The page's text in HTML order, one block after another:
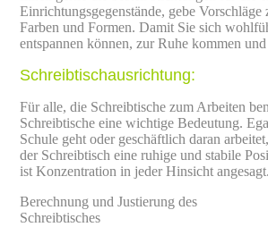
Einrichtungsgegenstände, gebe
Farben und Formen. Damit Sie sich
entspannen können, zur Ruhe kommen
Schreibtischausrichtung:
Für alle, die Schreibtische zum Arbeiten
Schreibtische eine wichtige Bedeutung.
Schule geht oder geschäftlich daran
der Schreibtisch eine ruhige und stabile
ist Konzentration in jeder Hinsicht angesagt.
Berechnung und Justierung des
Schreibtisches